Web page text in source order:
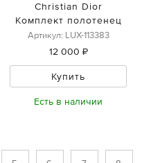
Christian Dior
Комплект полотенец
Артикул: LUX-113383
12 000 ₽
Купить
Есть в наличии